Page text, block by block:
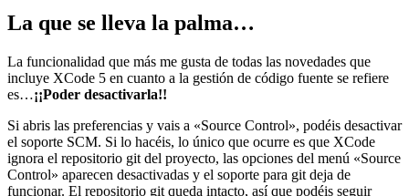
La que se lleva la palma…
La funcionalidad que más me gusta de todas las novedades que
incluye XCode 5 en cuanto a la gestión de código fuente se refiere
es…¡¡Poder desactivarla!!
Si abris las preferencias y vais a «Source Control», podéis desactivar
el soporte SCM. Si lo hacéis, lo único que ocurre es que XCode
ignora el repositorio git del proyecto, las opciones del menú «Source
Control» aparecen desactivadas y el soporte para git deja de
funcionar. El repositorio git queda intacto, así que podéis seguir